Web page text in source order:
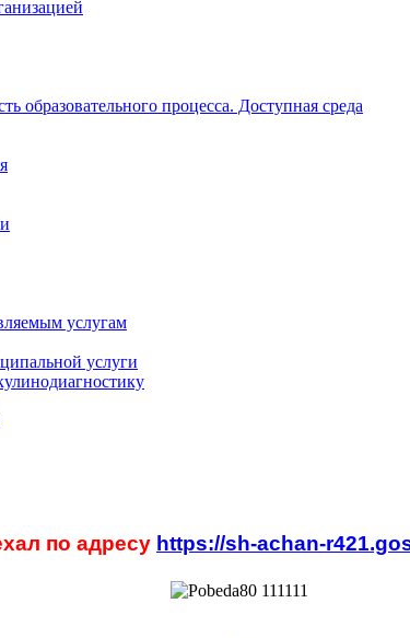
образовательного процесса. Доступная среда
услугам
услуги
по адресу https://sh-achan-